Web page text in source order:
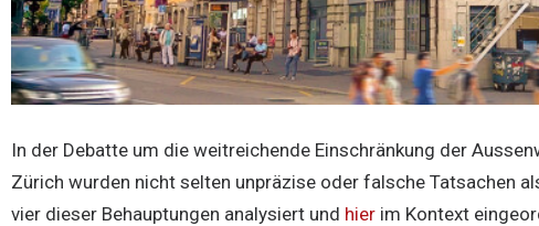
In der Debatte um die weitreichende Einschränkung der
Zürich wurden nicht selten unpräzise oder falsche Tatsachen
vier dieser Behauptungen analysiert und hier im Kontext